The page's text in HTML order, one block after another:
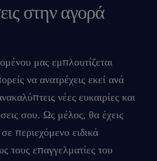
στην αγορά
μας εμπλουτίζεται
να ανατρέχεις εκεί ανά
νέες ευκαιρίες και
σου. Ως μέλος, θα έχεις
περιεχόμενο ειδικά
τους επαγγελματίες του